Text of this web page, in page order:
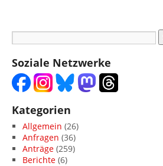
Soziale Netzwerke
Kategorien
Allgemein (26)
Anfragen (36)
Anträge (259)
Berichte (6)